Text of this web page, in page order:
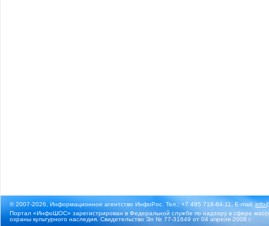
© 2007-2026, Информационное агентство ИнфоРос. Тел.: +7 495 718-84-11, E-mail:
Портал «ИнфоШОС» зарегистрирован в Федеральной службе по надзору в сфере
охраны культурного наследия. Свидетельство Эл № 77-31649 от 04 апреля 2008 г.